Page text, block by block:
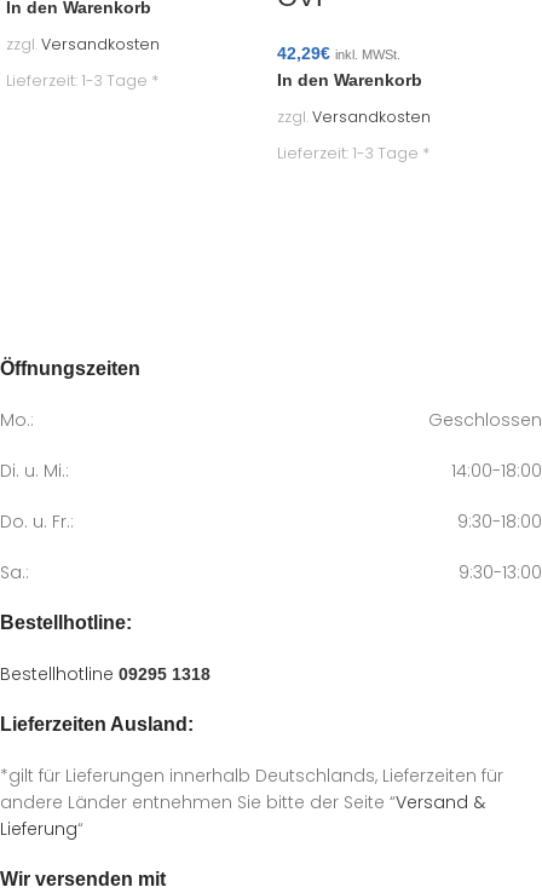
In den Warenkorb
zzgl.Versandkosten
Lieferzeit: 1-3 Tage *
42,29€ inkl. MWSt.
In den Warenkorb
zzgl.Versandkosten
Lieferzeit: 1-3 Tage *
Öffnungszeiten
Mo.: Geschlossen
Di. u. Mi.: 14:00-18:00
Do. u. Fr.: 9:30-18:00
Sa.: 9:30-13:00
Bestellhotline:
Bestellhotline 09295 1318
Lieferzeiten Ausland:
*gilt für Lieferungen innerhalb Deutschlands, Lieferzeiten für
andere Länder entnehmen Sie bitte der Seite “Versand &
Lieferung“
Wir versenden mit